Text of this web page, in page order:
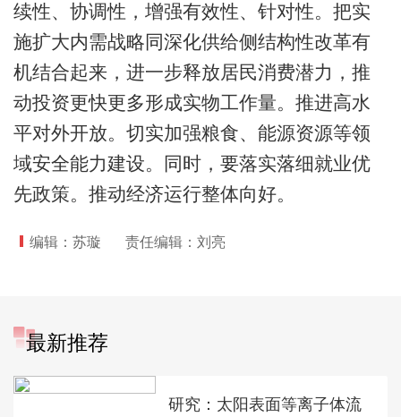
续性、协调性，增强有效性、针对性。把实
施扩大内需战略同深化供给侧结构性改革有
机结合起来，进一步释放居民消费潜力，推
动投资更快更多形成实物工作量。推进高水
平对外开放。切实加强粮食、能源资源等领
域安全能力建设。同时，要落实落细就业优
先政策。推动经济运行整体向好。
编辑：苏璇 责任编辑：刘亮
最新推荐
研究：太阳表面等离子体流